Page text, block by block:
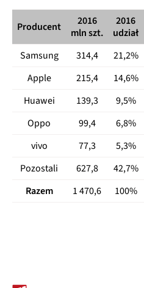
Producent
2016
mln szt.
2016
udział
Samsung
314,4 21,2%
Apple
215,4 14,6%
Huawei
139,3 9,5%
Oppo
99,4 6,8%
vivo
77,3 5,3%
Pozostali
627,8 42,7%
Razem
1 470,6 100%